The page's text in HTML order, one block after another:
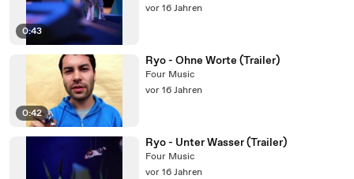
0:43
vor 16 Jahren
0:42
Ryo - Ohne Worte (Trailer)
Four Music
vor 16 Jahren
Ryo - Unter Wasser (Trailer)
Four Music
vor 16 Jahren